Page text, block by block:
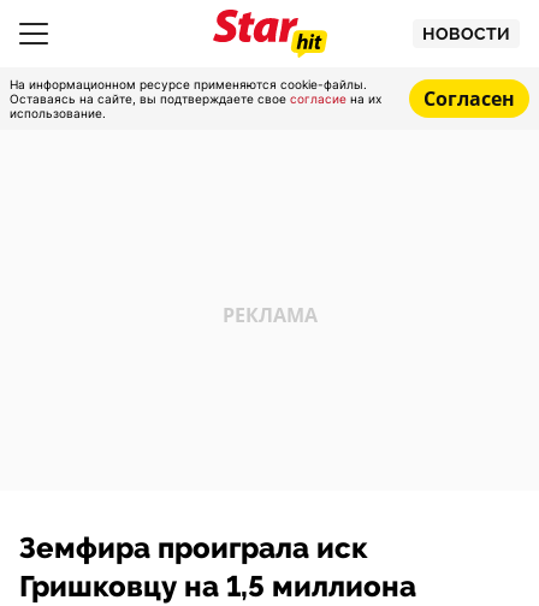
НОВОСТИ
На информационном ресурсе применяются cookie-файлы.
Оставаясь на сайте, вы подтверждаете свое согласие на их
использование.
Согласен
Земфира проиграла иск
Гришковцу на 1,5 миллиона